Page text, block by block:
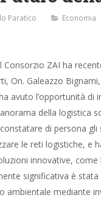
Paratico Economia
Consorzio ZAI ha
On. Galeazzo
avuto l’opportunità
della logistica
di persona
le reti logistiche,
innovative,
significativa è
ambientale mediante